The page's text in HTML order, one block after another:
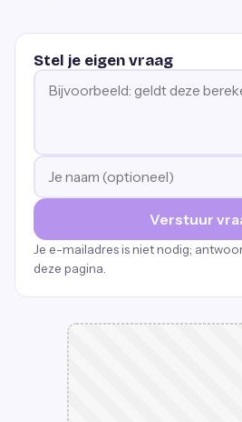
Stel je eigen vraag
Verstuur
Je e-mailadres is niet nodig;
deze pagina.